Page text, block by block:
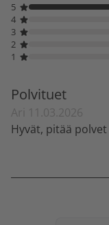
5
4
3
2
1
Polvituet
Ari 11.03.2026
Hyvät, pitää